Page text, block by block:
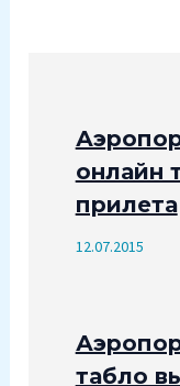
онлайн
прилета
12.07.2015
табло